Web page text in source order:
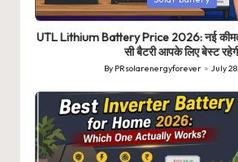
in
UTL Lithium Battery Price 2026: नई
सी बैटरी आपके लिए बेस्ट
Posted
by
By PRsolarenergyforever July